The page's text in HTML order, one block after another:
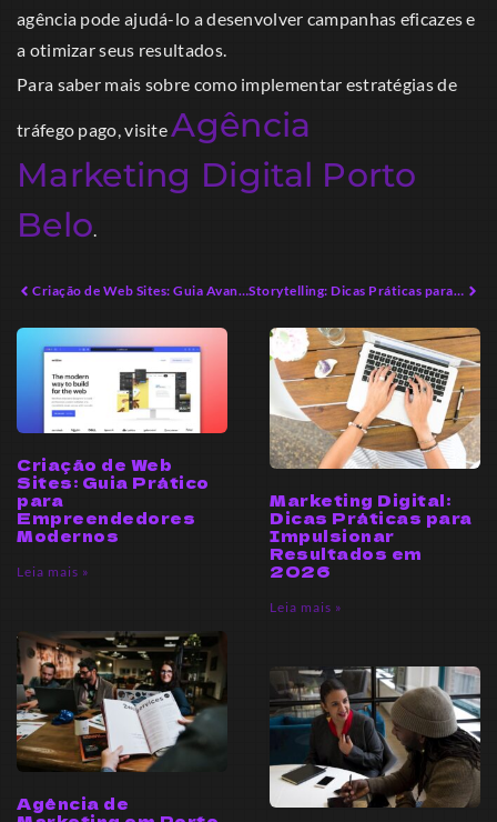
agência pode ajudá-lo a desenvolver campanhas eficazes e
a otimizar seus resultados.
Para saber mais sobre como implementar estratégias de
tráfego pago, visiteAgência
Marketing Digital Porto
Belo.
Criação de Web Sites: Guia Avançado para 2026 Storytelling: Dicas Práticas para Conectar Marcas em 2026
Criação de Web
Sites: Guia Prático
para
Empreendedores
Modernos
Leia mais »
Marketing Digital:
Dicas Práticas para
Impulsionar
Resultados em
2026
Leia mais »
Agência de